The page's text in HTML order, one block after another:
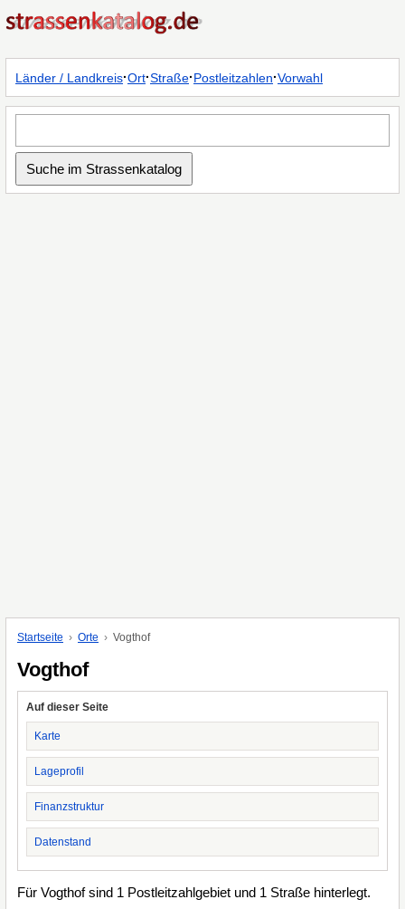
Länder / Landkreis·Ort·Straße·Postleitzahlen·Vorwahl
Startseite Orte Vogthof
Vogthof
Auf dieser Seite
Karte
Lageprofil
Finanzstruktur
Datenstand
Für Vogthof sind 1 Postleitzahlgebiet und 1 Straße hinterlegt.